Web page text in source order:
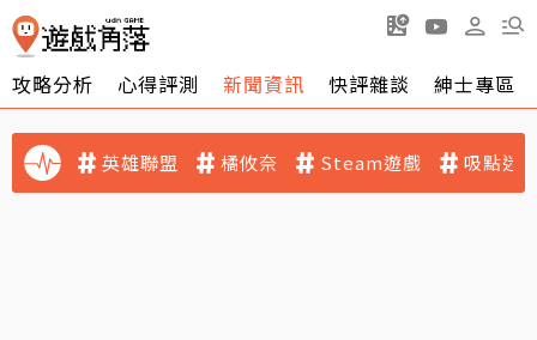
攻略分析 心得評測 新聞資訊 快評雜談 紳士專區
英雄聯盟 橘攸奈 Steam遊戲 吸點迷